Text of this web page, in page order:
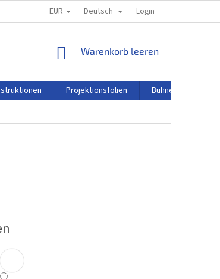
EUR Deutsch Login
WARENKORB
Warenkorb leeren
Projektionsfolien
Bühnentechnik